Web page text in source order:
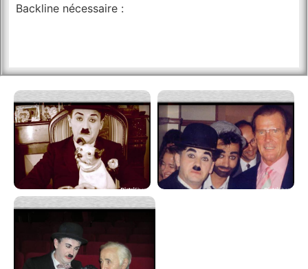
Backline nécessaire :